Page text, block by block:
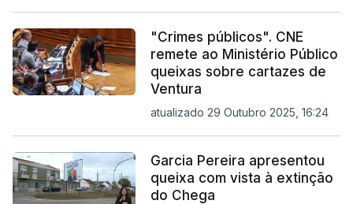
"Crimes públicos". CNE
remete ao Ministério Público
queixas sobre cartazes de
Ventura
atualizado 29 Outubro 2025, 16:24
Garcia Pereira apresentou
queixa com vista à extinção
do Chega